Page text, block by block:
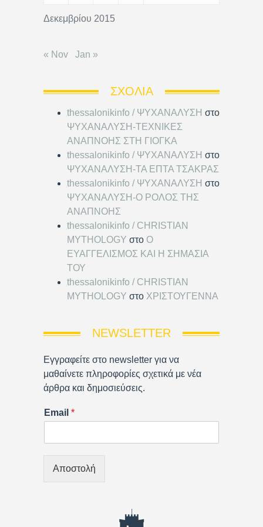
Δεκεμβρίου 2015
« Nov Jan »
ΣΧΌΛΙΑ
thessalonikinfo / ΨΥΧΑΝΑΛΥΣΗ στο
ΨΥΧΑΝΑΛΥΣΗ-ΤΕΧΝΙΚΕΣ
ΑΝΑΠΝΟΗΣ ΣΤΗ ΓΙΟΓΚΑ
thessalonikinfo / ΨΥΧΑΝΑΛΥΣΗ στο
ΨΥΧΑΝΑΛΥΣΗ-ΤΑ ΕΠΤΑ ΤΣΑΚΡΑΣ
thessalonikinfo / ΨΥΧΑΝΑΛΥΣΗ στο
ΨΥΧΑΝΑΛΥΣΗ-Ο ΡΟΛΟΣ ΤΗΣ
ΑΝΑΠΝΟΗΣ
thessalonikinfo / CHRISTIAN
MYTHOLOGY στο Ο
ΕΥΑΓΓΕΛΙΣΜΟΣ ΚΑΙ Η ΣΗΜΑΣΙΑ
ΤΟΥ
thessalonikinfo / CHRISTIAN
MYTHOLOGY στο ΧΡΙΣΤΟΥΓΕΝΝΑ
NEWSLETTER
Εγγραφείτε στο newsletter για να
μαθαίνετε πληροφορίες σχετικά με νέα
άρθρα και δημοσιεύσεις.
Email *
Αποστολή